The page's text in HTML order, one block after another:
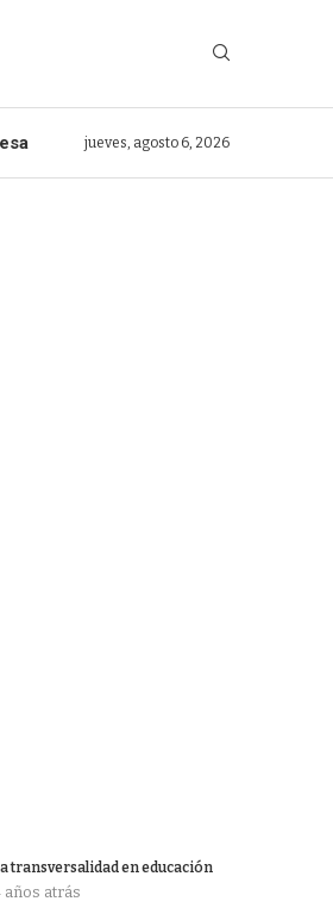
jueves, agosto 6, 2026
transversalidad en educación
años atrás